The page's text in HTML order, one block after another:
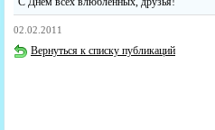
02.02.2011
Вернуться к списку публикаций